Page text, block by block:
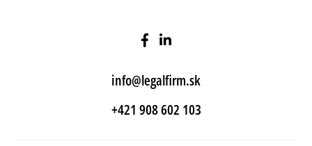
info@legalfirm.sk
+421 908 602 103